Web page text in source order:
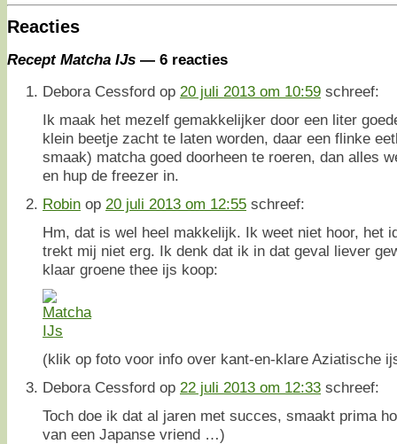
Reacties
Recept Matcha IJs — 6 reacties
Debora Cessford op 20 juli 2013 om 10:59 schreef:
Ik maak het mezelf gemakkelijker door een liter
klein beetje zacht te laten worden, daar een flinke
smaak) matcha goed doorheen te roeren, dan alles
en hup de freezer in.
Robin op 20 juli 2013 om 12:55 schreef:
Hm, dat is wel heel makkelijk. Ik weet niet hoor, het
trekt mij niet erg. Ik denk dat ik in dat geval liever
klaar groene thee ijs koop:
(klik op foto voor info over kant-en-klare Aziatische
Debora Cessford op 22 juli 2013 om 12:33 schreef:
Toch doe ik dat al jaren met succes, smaakt prima
van een Japanse vriend …)